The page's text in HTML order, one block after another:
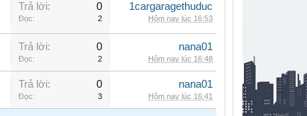
Trả lời: 0
Đọc: 2
1cargaragethuduc
Hôm nay lúc 16:53
Trả lời: 0
Đọc: 2
nana01
Hôm nay lúc 16:48
Trả lời: 0
Đọc: 3
nana01
Hôm nay lúc 16:41